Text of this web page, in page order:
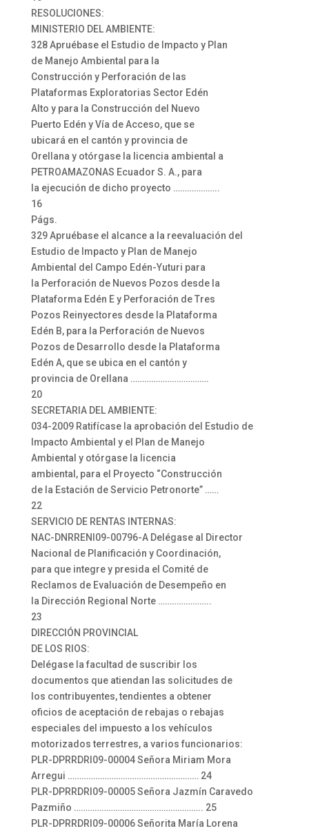
RESOLUCIONES:
MINISTERIO DEL AMBIENTE:
328 Apruébase el Estudio de Impacto y Plan
de Manejo Ambiental para la
Construcción y Perforación de las
Plataformas Exploratorias Sector Edén
Alto y para la Construcción del Nuevo
Puerto Edén y Vía de Acceso, que se
ubicará en el cantón y provincia de
Orellana y otórgase la licencia ambiental a
PETROAMAZONAS Ecuador S. A., para
la ejecución de dicho proyecto ………………..
16
Págs.
329 Apruébase el alcance a la reevaluación del
Estudio de Impacto y Plan de Manejo
Ambiental del Campo Edén-Yuturi para
la Perforación de Nuevos Pozos desde la
Plataforma Edén E y Perforación de Tres
Pozos Reinyectores desde la Plataforma
Edén B, para la Perforación de Nuevos
Pozos de Desarrollo desde la Plataforma
Edén A, que se ubica en el cantón y
provincia de Orellana …………………………….
20
SECRETARIA DEL AMBIENTE:
034-2009 Ratifícase la aprobación del Estudio de
Impacto Ambiental y el Plan de Manejo
Ambiental y otórgase la licencia
ambiental, para el Proyecto “Construcción
de la Estación de Servicio Petronorte” ……
22
SERVICIO DE RENTAS INTERNAS:
NAC-DNRRENI09-00796-A Delégase al Director
Nacional de Planificación y Coordinación,
para que integre y presida el Comité de
Reclamos de Evaluación de Desempeño en
la Dirección Regional Norte …………………..
23
DIRECCIÓN PROVINCIAL
DE LOS RIOS:
Delégase la facultad de suscribir los
documentos que atiendan las solicitudes de
los contribuyentes, tendientes a obtener
oficios de aceptación de rebajas o rebajas
especiales del impuesto a los vehículos
motorizados terrestres, a varios funcionarios:
PLR-DPRRDRI09-00004 Señora Miriam Mora
Arregui ………………………………………………… 24
PLR-DPRRDRI09-00005 Señora Jazmín Caravedo
Pazmiño ……………………………………………….. 25
PLR-DPRRDRI09-00006 Señorita María Lorena